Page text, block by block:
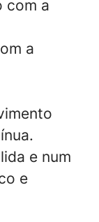
com a
a
e num
e